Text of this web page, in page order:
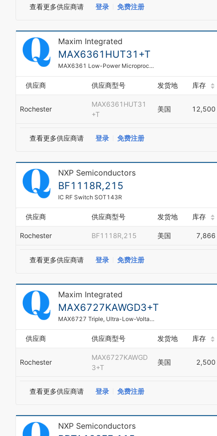
查看更多供应商请 登录 免费注册
Maxim Integrated
MAX6361HUT31+T
MAX6361 Low-Power Microprocessor Supervisory Circuit With Battery Backup
供应商 供应商型号 发货地 库存
Rochester
MAX6361HUT31
+T
美国 12,500
查看更多供应商请 登录 免费注册
NXP Semiconductors
BF1118R,215
IC RF Switch SOT143R
供应商 供应商型号 发货地 库存
Rochester BF1118R,215 美国 7,866
查看更多供应商请 登录 免费注册
Maxim Integrated
MAX6727KAWGD3+T
MAX6727 Triple, Ultra-Low-Voltage, Microprocessor Supervisory Circuit
供应商 供应商型号 发货地 库存
Rochester
MAX6727KAWGD
3+T
美国 2,500
查看更多供应商请 登录 免费注册
NXP Semiconductors